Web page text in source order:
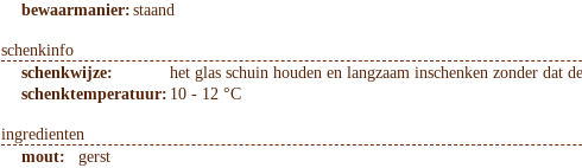
bewaarmanier: staand
schenkinfo
schenkwijze:
het glas schuin houden en langzaam inschenken zonder dat
schenktemperatuur: 10 - 12 °C
ingredienten
mout:
gerst